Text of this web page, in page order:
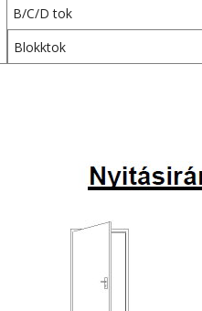
B/C/D tok
Blokktok